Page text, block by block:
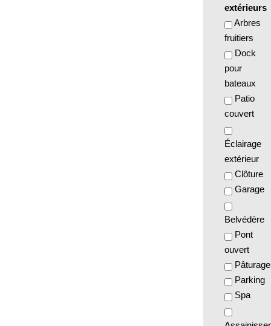
extérieurs
Arbres
fruitiers
Dock
pour
bateaux
Patio
couvert
Éclairage
extérieur
Clôture
Garage
Belvédère
Pont
ouvert
Pâturage
Parking
Spa